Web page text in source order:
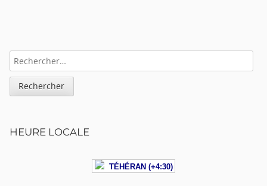
Sidebar
RECHERCHER :
HEURE LOCALE
TÉHÉRAN (+4:30)